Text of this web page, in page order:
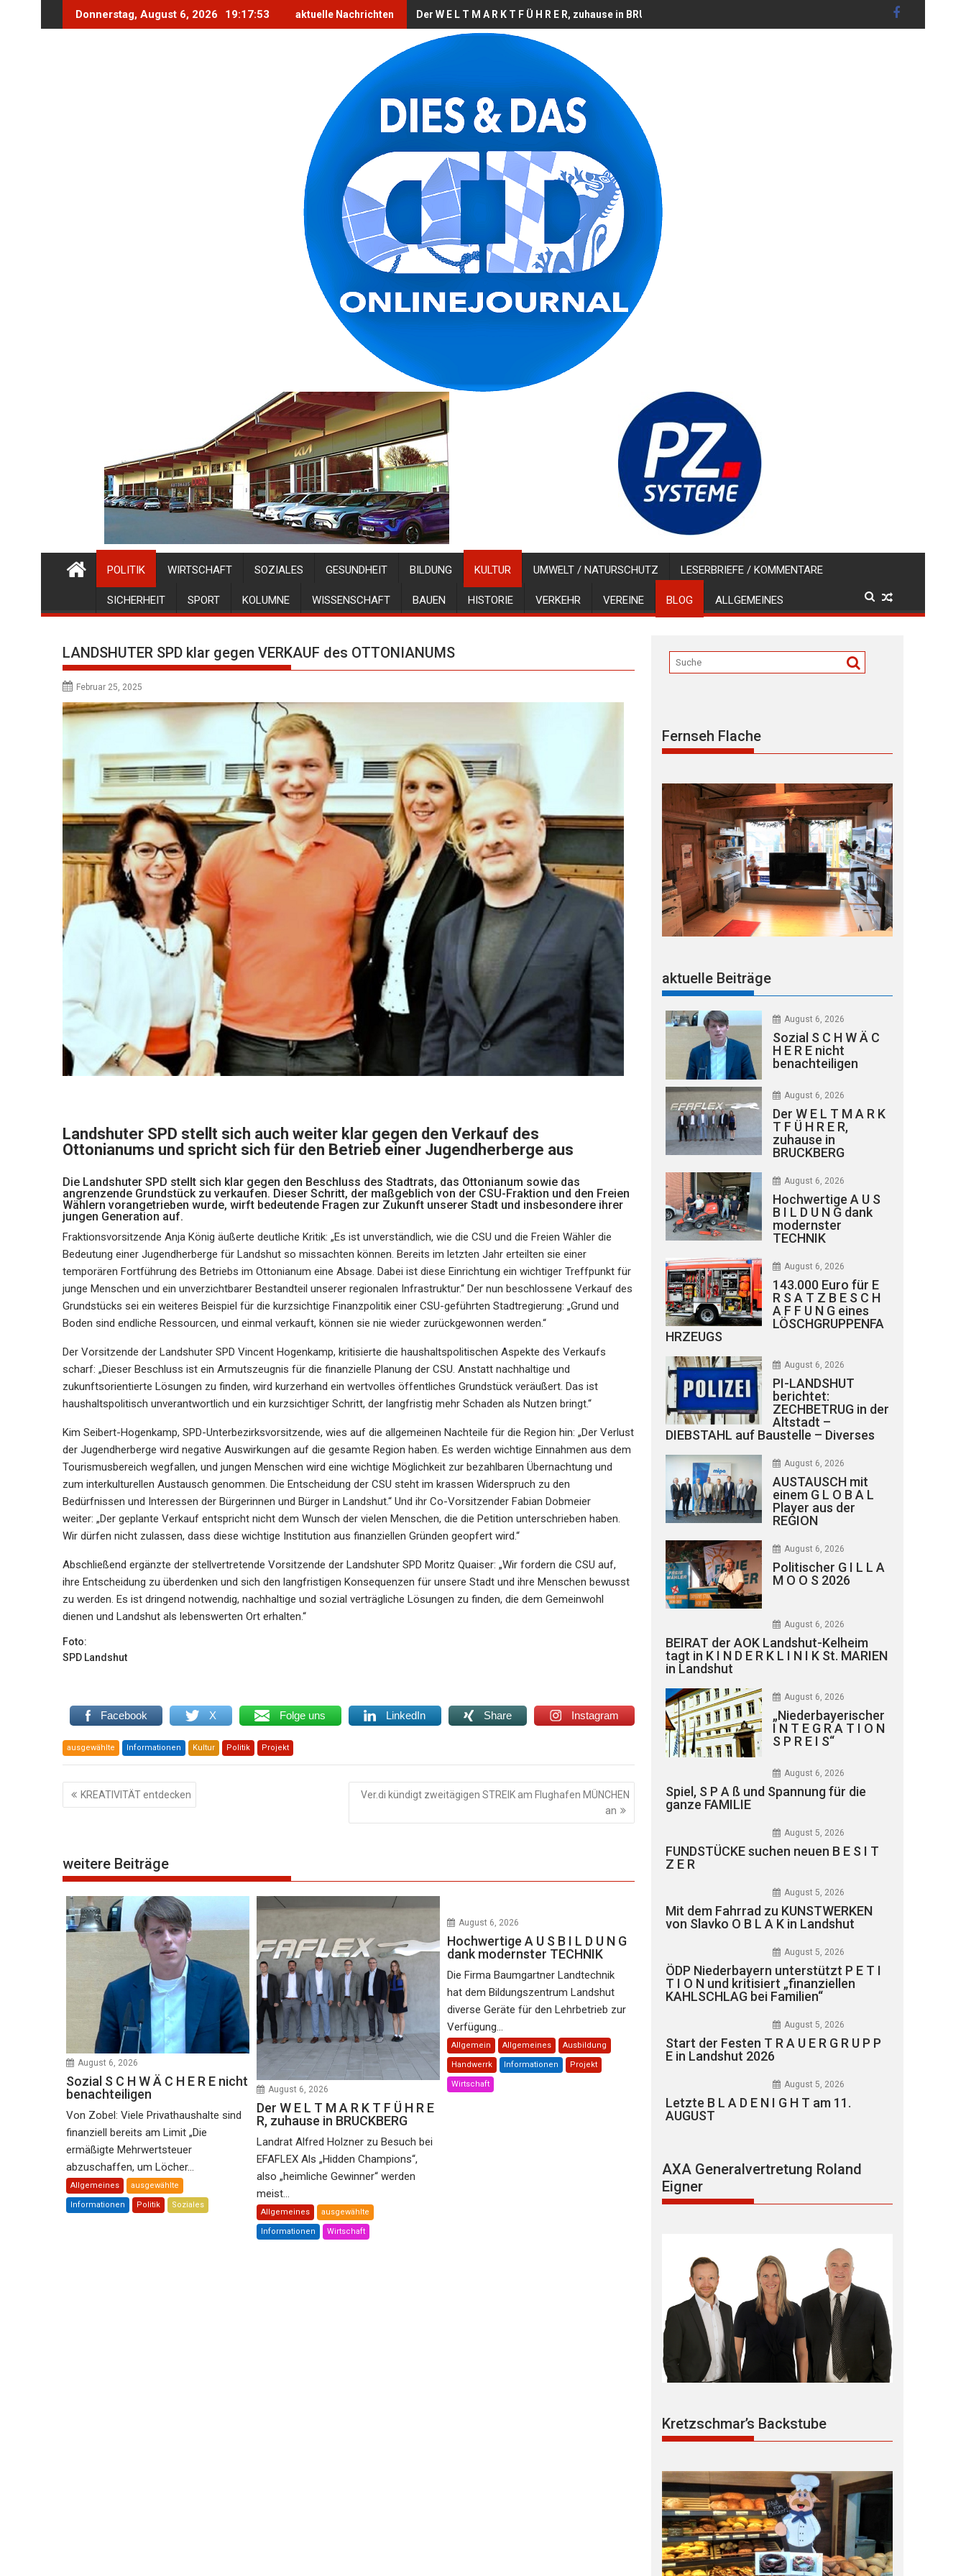
Donnerstag, August 6, 2026 19:17:54 aktuelle Nachrichten Der W E L T M A R K T F Ü H R E R, zuhause in BRUCKBERG
POLITIK WIRTSCHAFT SOZIALES GESUNDHEIT BILDUNG KULTUR UMWELT / NATURSCHUTZ LESERBRIEFE / KOMMENTARE
SICHERHEIT SPORT KOLUMNE WISSENSCHAFT BAUEN HISTORIE VERKEHR VEREINE BLOG ALLGEMEINES
LANDSHUTER SPD klar gegen VERKAUF des OTTONIANUMS
Februar 25, 2025
Landshuter SPD stellt sich auch weiter klar gegen den Verkauf des
Ottonianums und spricht sich für den Betrieb einer Jugendherberge aus
Die Landshuter SPD stellt sich klar gegen den Beschluss des Stadtrats, das Ottonianum sowie das
angrenzende Grundstück zu verkaufen. Dieser Schritt, der maßgeblich von der CSU-Fraktion und den Freien
Wählern vorangetrieben wurde, wirft bedeutende Fragen zur Zukunft unserer Stadt und insbesondere ihrer
jungen Generation auf.
Fraktionsvorsitzende Anja König äußerte deutliche Kritik: „Es ist unverständlich, wie die CSU und die Freien Wähler die
Bedeutung einer Jugendherberge für Landshut so missachten können. Bereits im letzten Jahr erteilten sie einer
temporären Fortführung des Betriebs im Ottonianum eine Absage. Dabei ist diese Einrichtung ein wichtiger Treffpunkt für
junge Menschen und ein unverzichtbarer Bestandteil unserer regionalen Infrastruktur.“ Der nun beschlossene Verkauf des
Grundstücks sei ein weiteres Beispiel für die kurzsichtige Finanzpolitik einer CSU-geführten Stadtregierung: „Grund und
Boden sind endliche Ressourcen, und einmal verkauft, können sie nie wieder zurückgewonnen werden.“
Der Vorsitzende der Landshuter SPD Vincent Hogenkamp, kritisierte die haushaltspolitischen Aspekte des Verkaufs
scharf: „Dieser Beschluss ist ein Armutszeugnis für die finanzielle Planung der CSU. Anstatt nachhaltige und
zukunftsorientierte Lösungen zu finden, wird kurzerhand ein wertvolles öffentliches Grundstück veräußert. Das ist
haushaltspolitisch unverantwortlich und ein kurzsichtiger Schritt, der langfristig mehr Schaden als Nutzen bringt.“
Kim Seibert-Hogenkamp, SPD-Unterbezirksvorsitzende, wies auf die allgemeinen Nachteile für die Region hin: „Der Verlust
der Jugendherberge wird negative Auswirkungen auf die gesamte Region haben. Es werden wichtige Einnahmen aus dem
Tourismusbereich wegfallen, und jungen Menschen wird eine wichtige Möglichkeit zur bezahlbaren Übernachtung und
zum interkulturellen Austausch genommen. Die Entscheidung der CSU steht im krassen Widerspruch zu den
Bedürfnissen und Interessen der Bürgerinnen und Bürger in Landshut.“ Und ihr Co-Vorsitzender Fabian Dobmeier
weiter: „Der geplante Verkauf entspricht nicht dem Wunsch der vielen Menschen, die die Petition unterschrieben haben.
Wir dürfen nicht zulassen, dass diese wichtige Institution aus finanziellen Gründen geopfert wird.“
Abschließend ergänzte der stellvertretende Vorsitzende der Landshuter SPD Moritz Quaiser: „Wir fordern die CSU auf,
ihre Entscheidung zu überdenken und sich den langfristigen Konsequenzen für unsere Stadt und ihre Menschen bewusst
zu werden. Es ist dringend notwendig, nachhaltige und sozial verträgliche Lösungen zu finden, die dem Gemeinwohl
dienen und Landshut als lebenswerten Ort erhalten.“
Foto:
SPD Landshut
Facebook X Folge uns LinkedIn Share Instagram
ausgewählte Informationen Kultur Politik Projekt
Beitragsnavigation
KREATIVITÄT entdecken
Ver.di kündigt zweitägigen STREIK am Flughafen MÜNCHEN
an
weitere Beiträge
August 6, 2026
Sozial S C H W Ä C H E R E nicht
benachteiligen
Von Zobel: Viele Privathaushalte sind
finanziell bereits am Limit „Die
ermäßigte Mehrwertsteuer
abzuschaffen, um Löcher...
Allgemeines ausgewählte
Informationen Politik Soziales
August 6, 2026
Der W E L T M A R K T F Ü H R E
R, zuhause in BRUCKBERG
Landrat Alfred Holzner zu Besuch bei
EFAFLEX Als „Hidden Champions“,
also „heimliche Gewinner“ werden
meist...
Allgemeines ausgewählte
Informationen Wirtschaft
August 6, 2026
Hochwertige A U S B I L D U N G
dank modernster TECHNIK
Die Firma Baumgartner Landtechnik
hat dem Bildungszentrum Landshut
diverse Geräte für den Lehrbetrieb zur
Verfügung...
Allgemein Allgemeines Ausbildung
Handwerrk Informationen Projekt
Wirtschaft
Fernseh Flache
aktuelle Beiträge
August 6, 2026
Sozial S C H W Ä C
H E R E nicht
benachteiligen
August 6, 2026
Der W E L T M A R K
T F Ü H R E R,
zuhause in
BRUCKBERG
August 6, 2026
Hochwertige A U S
B I L D U N G dank
modernster
TECHNIK
August 6, 2026
143.000 Euro für E
R S A T Z B E S C H
A F F U N G eines
LÖSCHGRUPPENFA
HRZEUGS
August 6, 2026
PI-LANDSHUT
berichtet:
ZECHBETRUG in der
Altstadt –
DIEBSTAHL auf Baustelle – Diverses
August 6, 2026
AUSTAUSCH mit
einem G L O B A L
Player aus der
REGION
August 6, 2026
Politischer G I L L A
M O O S 2026
August 6, 2026
BEIRAT der AOK Landshut-Kelheim
tagt in K I N D E R K L I N I K St. MARIEN
in Landshut
August 6, 2026
„Niederbayerischer
I N T E G R A T I O N
S P R E I S“
August 6, 2026
Spiel, S P A ß und Spannung für die
ganze FAMILIE
August 5, 2026
FUNDSTÜCKE suchen neuen B E S I T
Z E R
August 5, 2026
Mit dem Fahrrad zu KUNSTWERKEN
von Slavko O B L A K in Landshut
August 5, 2026
ÖDP Niederbayern unterstützt P E T I
T I O N und kritisiert „finanziellen
KAHLSCHLAG bei Familien“
August 5, 2026
Start der Festen T R A U E R G R U P P
E in Landshut 2026
August 5, 2026
Letzte B L A D E N I G H T am 11.
AUGUST
AXA Generalvertretung Roland
Eigner
Kretzschmar’s Backstube